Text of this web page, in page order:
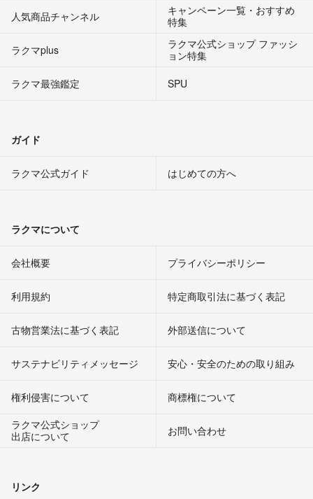
人気商品チャンネル
キャンペーン一覧・おすすめ
特集
ラクマplus
ラクマ公式ショップ ファッシ
ョン特集
ラクマ最強鑑定
SPU
ガイド
ラクマ公式ガイド はじめての方へ
ラクマについて
会社概要 プライバシーポリシー
利用規約 特定商取引法に基づく表記
古物営業法に基づく表記 外部送信について
サステナビリティメッセージ 安心・安全のための取り組み
権利侵害について
商標権について
ラクマ公式ショップ
出店について
お問い合わせ
リンク